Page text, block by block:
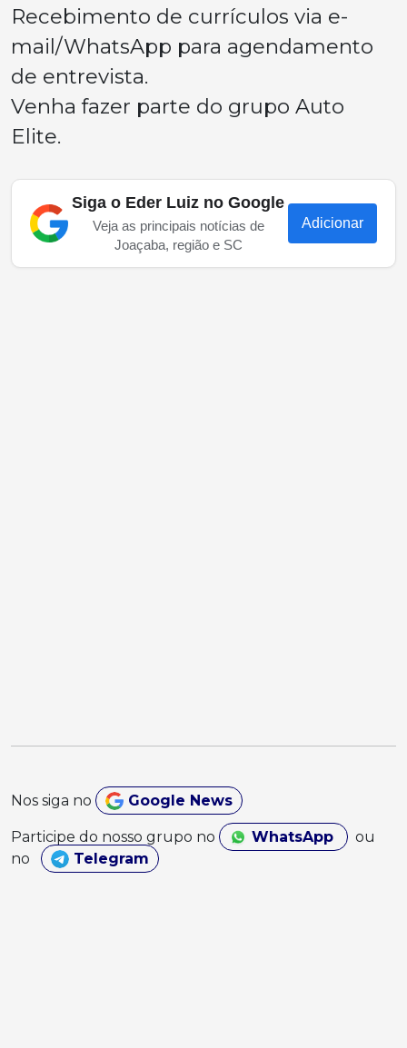
Recebimento de currículos via e-
mail/WhatsApp para agendamento
de entrevista.
Venha fazer parte do grupo Auto
Elite.
Siga o Eder Luiz no Google
Veja as principais notícias de
Joaçaba, região e SC
Adicionar
Nos siga no Google News
Participe do nosso grupo no WhatsApp
ou
no
Telegram